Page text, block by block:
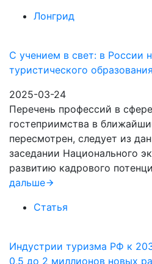
Лонгрид
С учением в свет: в России
туристического образования
2025-03-24
Перечень профессий в
гостеприимства в
пересмотрен, следует из
заседании Национального
развитию кадрового
дальше
Статья
Индустрии туризма РФ к
0,5 до 2 миллионов новых